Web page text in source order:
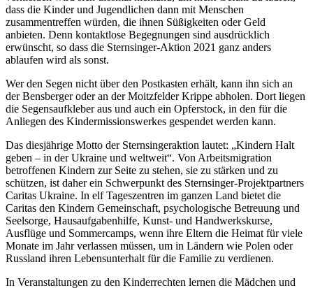
dass die Kinder und Jugendlichen dann mit Menschen
zusammentreffen würden, die ihnen Süßigkeiten oder Geld
anbieten. Denn kontaktlose Begegnungen sind ausdrücklich
erwünscht, so dass die Sternsinger-Aktion 2021 ganz anders
ablaufen wird als sonst.
Wer den Segen nicht über den Postkasten erhält, kann ihn sich an
der Bensberger oder an der Moitzfelder Krippe abholen. Dort liegen
die Segensaufkleber aus und auch ein Opferstock, in den für die
Anliegen des Kindermissionswerkes gespendet werden kann.
Das diesjährige Motto der Sternsingeraktion lautet: „Kindern Halt
geben – in der Ukraine und weltweit“. Von Arbeitsmigration
betroffenen Kindern zur Seite zu stehen, sie zu stärken und zu
schützen, ist daher ein Schwerpunkt des Sternsinger-Projektpartners
Caritas Ukraine. In elf Tageszentren im ganzen Land bietet die
Caritas den Kindern Gemeinschaft, psychologische Betreuung und
Seelsorge, Hausaufgabenhilfe, Kunst- und Handwerkskurse,
Ausflüge und Sommercamps, wenn ihre Eltern die Heimat für viele
Monate im Jahr verlassen müssen, um in Ländern wie Polen oder
Russland ihren Lebensunterhalt für die Familie zu verdienen.
In Veranstaltungen zu den Kinderrechten lernen die Mädchen und